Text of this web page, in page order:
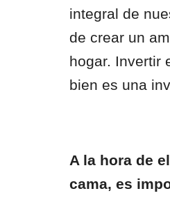
integral de
de crear un
hogar. Invertir
bien es una
A la hora de
cama, es